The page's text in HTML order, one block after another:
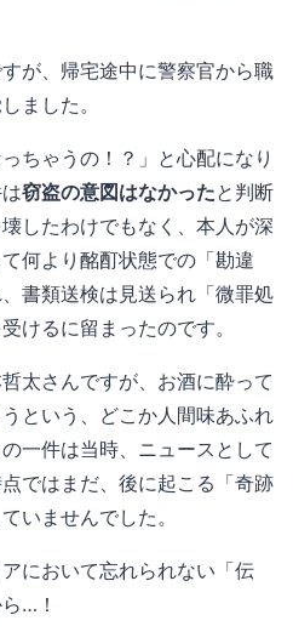
が、帰宅途中に警察官から職
ました。
ちゃうの！？」と心配になり
窃盗の意図はなかったと判断
したわけでもなく、本人が深
何より酩酊状態での「勘違
書類送検は見送られ「微罪処
けるに留まったのです。
太さんですが、お酒に酔って
という、どこか人間味あふれ
一件は当時、ニュースとして
ではまだ、後に起こる「奇跡
いませんでした。
において忘れられない「伝
…！